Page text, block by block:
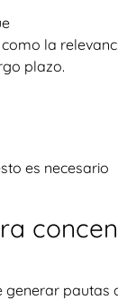
la
plazo.
es necesario
generar pautas